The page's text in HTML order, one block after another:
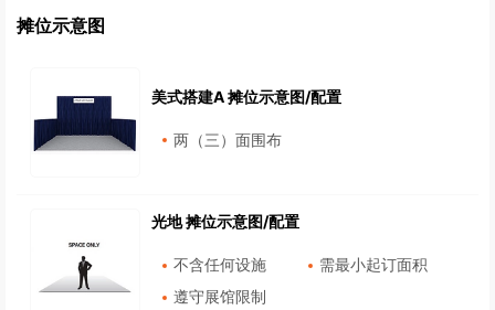
摊位示意图
美式搭建A 摊位示意图/配置
两（三）面围布
光地 摊位示意图/配置
不含任何设施
需最小起订面积
遵守展馆限制